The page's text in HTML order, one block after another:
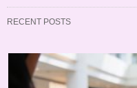
RECENT POSTS